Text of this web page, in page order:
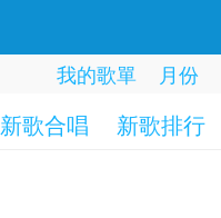
我的歌單 月份
新歌合唱 新歌排行